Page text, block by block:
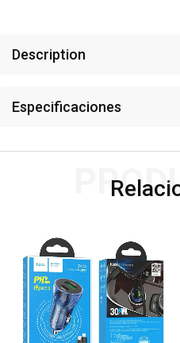
Description
Especificaciones